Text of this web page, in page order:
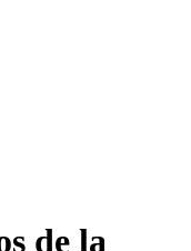
de la